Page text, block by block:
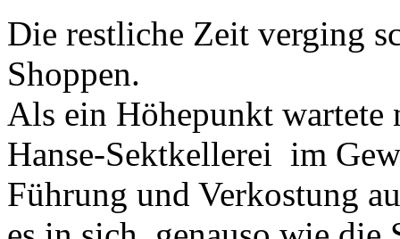
Die restliche Zeit verging
Shoppen.
Als ein Höhepunkt
Hanse-Sektkellerei im
Führung und Verkostung